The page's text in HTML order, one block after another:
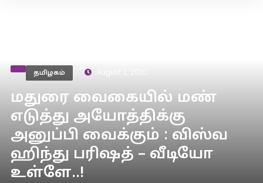
தமிழகம்
மதுரை வைகையில் மண்
எடுத்து அயோத்திக்கு
அனுப்பி வைக்கும் : விஸ்வ
ஹிந்து பரிஷத் – வீடியோ
உள்ளே..!